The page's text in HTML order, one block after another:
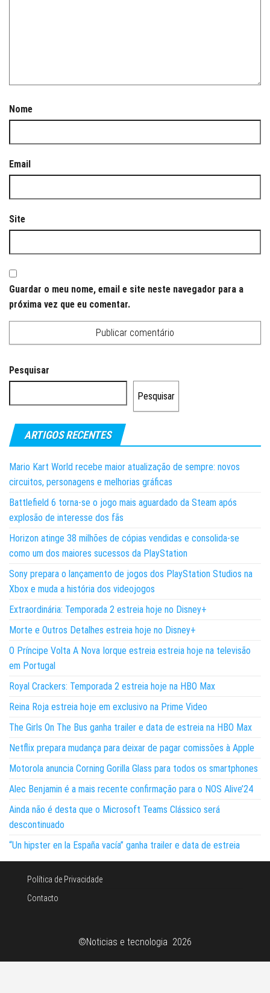
Nome
Email
Site
Guardar o meu nome, email e site neste navegador para a
próxima vez que eu comentar.
Pesquisar
Pesquisar
ARTIGOS RECENTES
Mario Kart World recebe maior atualização de sempre: novos
circuitos, personagens e melhorias gráficas
Battlefield 6 torna-se o jogo mais aguardado da Steam após
explosão de interesse dos fãs
Horizon atinge 38 milhões de cópias vendidas e consolida-se
como um dos maiores sucessos da PlayStation
Sony prepara o lançamento de jogos dos PlayStation Studios na
Xbox e muda a história dos videojogos
Extraordinária: Temporada 2 estreia hoje no Disney+
Morte e Outros Detalhes estreia hoje no Disney+
O Príncipe Volta A Nova Iorque estreia estreia hoje na televisão
em Portugal
Royal Crackers: Temporada 2 estreia hoje na HBO Max
Reina Roja estreia hoje em exclusivo na Prime Video
The Girls On The Bus ganha trailer e data de estreia na HBO Max
Netflix prepara mudança para deixar de pagar comissões à Apple
Motorola anuncia Corning Gorilla Glass para todos os smartphones
Alec Benjamin é a mais recente confirmação para o NOS Alive’24
Ainda não é desta que o Microsoft Teams Clássico será
descontinuado
“Un hipster en la España vacía” ganha trailer e data de estreia
Política de Privacidade
Contacto
©Noticias e tecnologia 2026